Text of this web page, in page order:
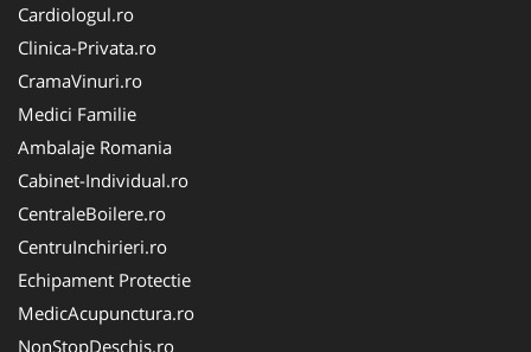
Cardiologul.ro
Clinica-Privata.ro
CramaVinuri.ro
Medici Familie
Ambalaje Romania
Cabinet-Individual.ro
CentraleBoilere.ro
CentruInchirieri.ro
Echipament Protectie
MedicAcupunctura.ro
NonStopDeschis.ro